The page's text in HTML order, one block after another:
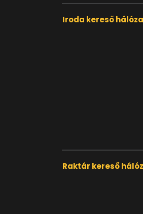
Iroda kereső
Raktár kereső